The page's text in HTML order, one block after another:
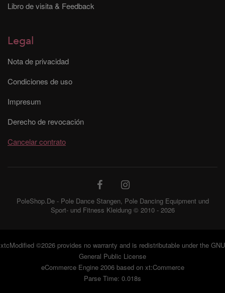
Libro de visita & Feedback
Legal
Nota de privacidad
Condiciones de uso
Impresum
Derecho de revocación
Cancelar contrato
PoleShop.De - Pole Dance Stangen, Pole Dancing Equipment und
Sport- und Fitness Kleidung © 2010 - 2026
xtcModified©2026 provides no warranty and is redistributable under the GNU
General Public License
eCommerce Engine 2006 based on xt:Commerce
Parse Time: 0.018s